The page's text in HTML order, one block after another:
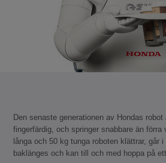
Den senaste generationen av Hondas
fingerfärdig, och springer snabbare än förra
långa och 50 kg tunga roboten klättrar, går
baklänges och kan till och med hoppa på